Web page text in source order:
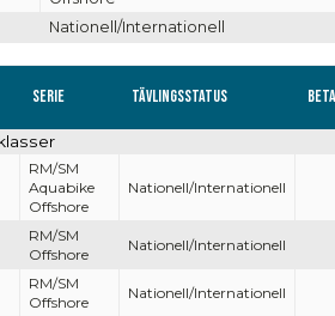
Nationell/Internationell
Serie Tävlingsstatus
RM/SM
Aquabike
Offshore
Nationell/Internationell
RM/SM
Offshore
Nationell/Internationell
RM/SM
Offshore
Nationell/Internationell